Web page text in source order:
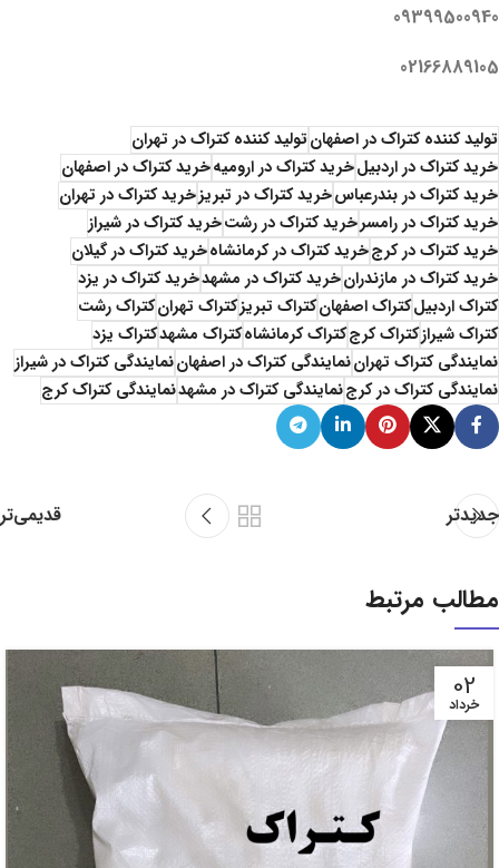
09399500940
02166889105
تولید کننده کتراک در اصفهانتولید کننده کتراک در تهران
خرید کتراک در اردبیلخرید‌ کتراک در ارومیهخرید کتراک در اصفهان
خرید کتراک در بندرعباسخرید کتراک در تبریزخرید کتراک در تهران
خرید کتراک در رامسرخرید کتراک در رشتخرید کتراک در شیراز
خرید کتراک در کرجخرید کتراک در کرمانشاهخرید کتراک در گیلان
خرید کتراک در مازندرانخرید کتراک در مشهدخرید کتراک در یزد
کتراک اردبیلکتراک اصفهانکتراک تبریزکتراک تهرانکتراک رشت
کتراک شیرازکتراک کرجکتراک کرمانشاهکتراک مشهدکتراک یزد
نمایندگی کتراک تهراننمایندگی کتراک در اصفهاننمایندگی کتراک در شیراز
نمایندگی کتراک در کرجنمایندگی کتراک در مشهدنمایندگی کتراک کرج
جدیدتر قدیمی‌تر
مطالب مرتبط
02
خرداد